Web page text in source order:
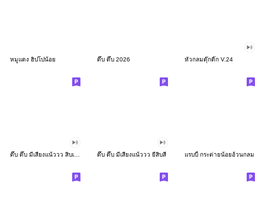
หมูแดง ฮิปโปน้อย ดึ๊บ ดึ๊บ 2026 หัวกลมดุ๊กดิ๊ก V.24
ดึ๊บ ดึ๊บ มีเสียงแน้ววว ยี่สิบสี่ แรบบี้ กระต่ายน้อยอ้วนกลม